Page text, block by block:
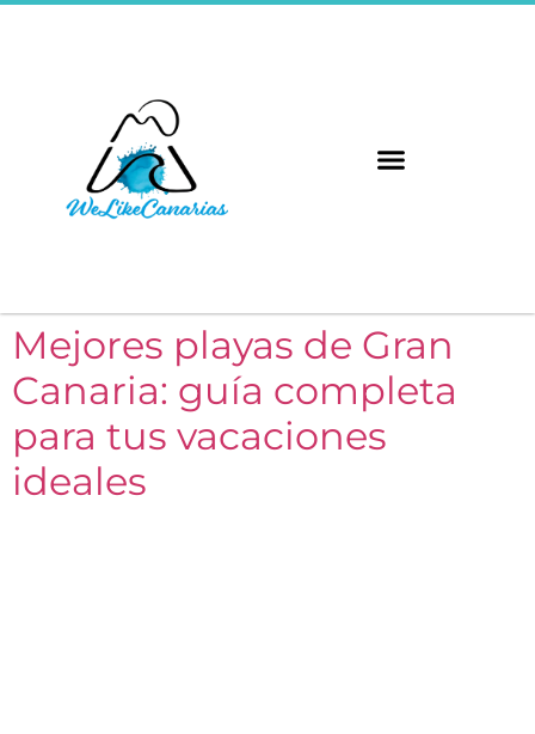
Mejores playas de Gran
Canaria: guía completa
para tus vacaciones
ideales